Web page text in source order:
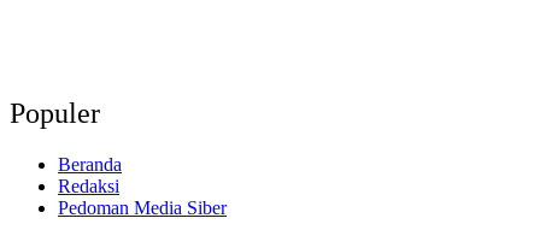
Populer
Beranda
Redaksi
Pedoman Media Siber